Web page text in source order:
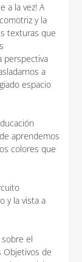
a la vez! A
y la
texturas que
perspectiva
a
espacio
aprendemos
colores que
y la vista a
el
Objetivos de